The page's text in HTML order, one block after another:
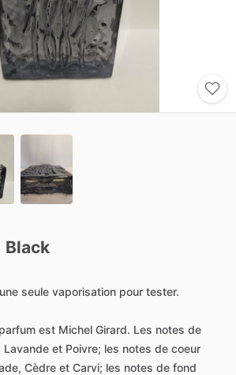
Black
une seule vaporisation pour tester.
parfum est Michel Girard. Les notes de
Lavande et Poivre; les notes de coeur
Cèdre et Carvi; les notes de fond